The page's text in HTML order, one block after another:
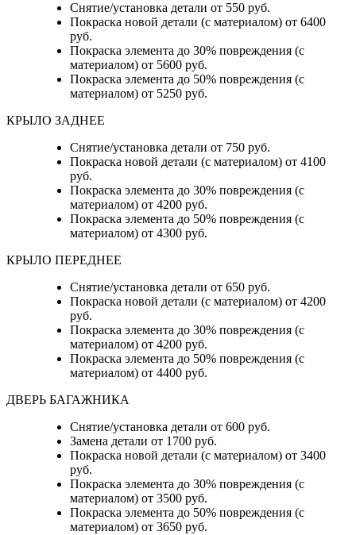
Снятие/установка детали от 550 руб.
Покраска новой детали (с материалом) от 6400
руб.
Покраска элемента до 30% повреждения (с
материалом) от 5600 руб.
Покраска элемента до 50% повреждения (с
материалом) от 5250 руб.
КРЫЛО ЗАДНЕЕ
Снятие/установка детали от 750 руб.
Покраска новой детали (с материалом) от 4100
руб.
Покраска элемента до 30% повреждения (с
материалом) от 4200 руб.
Покраска элемента до 50% повреждения (с
материалом) от 4300 руб.
КРЫЛО ПЕРЕДНЕЕ
Снятие/установка детали от 650 руб.
Покраска новой детали (с материалом) от 4200
руб.
Покраска элемента до 30% повреждения (с
материалом) от 4200 руб.
Покраска элемента до 50% повреждения (с
материалом) от 4400 руб.
ДВЕРЬ БАГАЖНИКА
Снятие/установка детали от 600 руб.
Замена детали от 1700 руб.
Покраска новой детали (с материалом) от 3400
руб.
Покраска элемента до 30% повреждения (с
материалом) от 3500 руб.
Покраска элемента до 50% повреждения (с
материалом) от 3650 руб.